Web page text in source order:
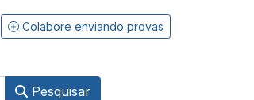
Colabore enviando provas
Pesquisar